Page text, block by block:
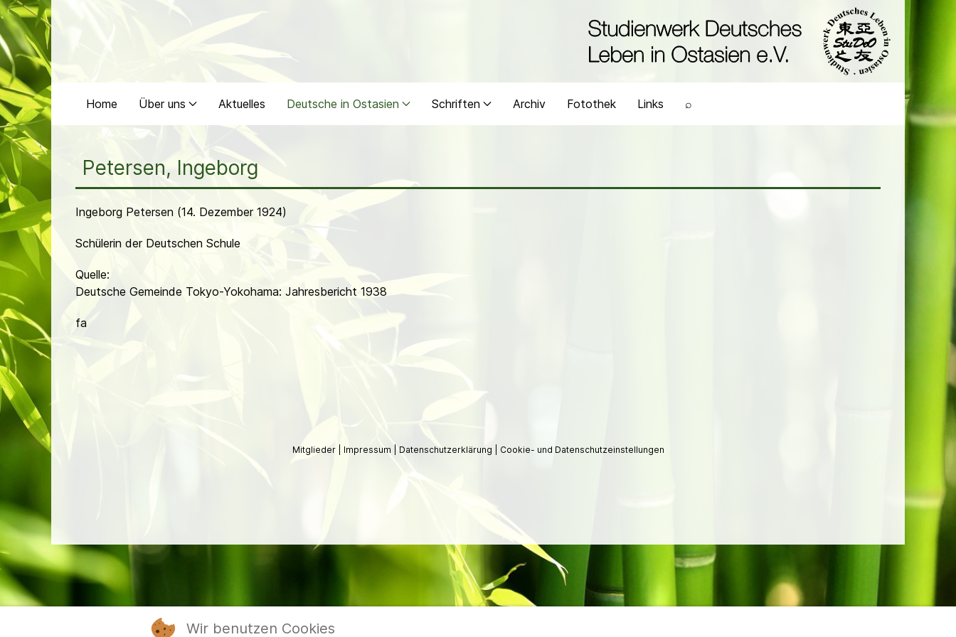
Home Über uns Aktuelles Deutsche in Ostasien Schriften Archiv Fotothek Links ⌕
Petersen, Ingeborg
Ingeborg Petersen (14. Dezember 1924)
Schülerin der Deutschen Schule
Quelle:
Deutsche Gemeinde Tokyo-Yokohama: Jahresbericht 1938
fa
Mitglieder Impressum Datenschutzerklärung Cookie- und Datenschutzeinstellungen
Wir benutzen Cookies